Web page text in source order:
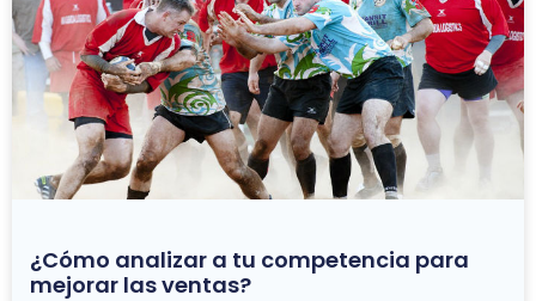
¿Cómo analizar a tu competencia para
mejorar las ventas?